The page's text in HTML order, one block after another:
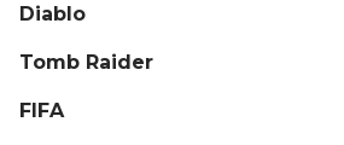
Diablo
Tomb Raider
FIFA